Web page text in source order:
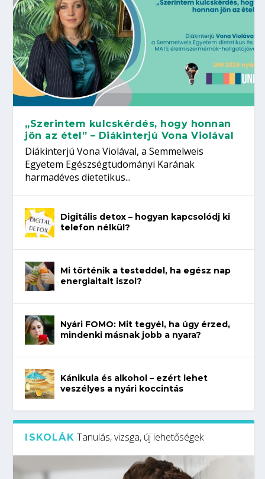
„Szerintem kulcskérdés, hogy honnan
jön az étel” – Diákinterjú Vona Violával
Diákinterjú Vona Violával, a Semmelweis
Egyetem Egészségtudományi Karának
harmadéves dietetikus...
Digitális detox – hogyan kapcsolódj ki
telefon nélkül?
Mi történik a testeddel, ha egész nap
energiaitalt iszol?
Nyári FOMO: Mit tegyél, ha úgy érzed,
mindenki másnak jobb a nyara?
Kánikula és alkohol – ezért lehet
veszélyes a nyári koccintás
ISKOLÁK Tanulás, vizsga, új lehetőségek